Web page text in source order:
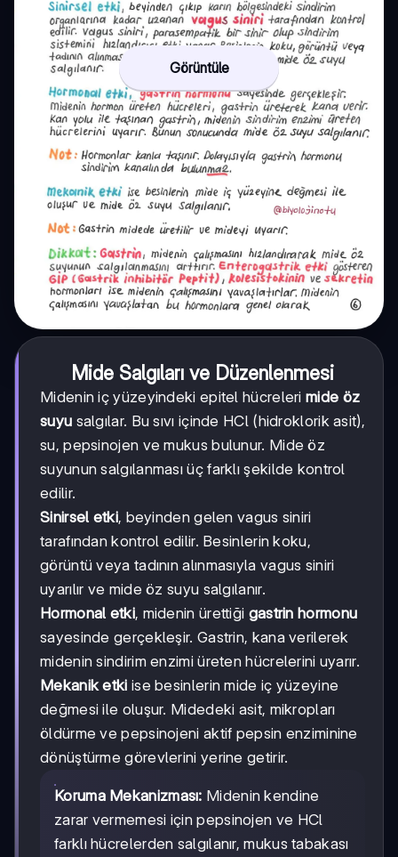
Görüntüle
Mide Salgıları ve Düzenlenmesi
Midenin iç yüzeyindeki epitel hücreleri mide öz
suyu salgılar. Bu sıvı içinde HCl (hidroklorik asit),
su, pepsinojen ve mukus bulunur. Mide öz
suyunun salgılanması üç farklı şekilde kontrol
edilir.
Sinirsel etki, beyinden gelen vagus siniri
tarafından kontrol edilir. Besinlerin koku,
görüntü veya tadının alınmasıyla vagus siniri
uyarılır ve mide öz suyu salgılanır.
Hormonal etki, midenin ürettiği gastrin hormonu
sayesinde gerçekleşir. Gastrin, kana verilerek
midenin sindirim enzimi üreten hücrelerini uyarır.
Mekanik etki ise besinlerin mide iç yüzeyine
değmesi ile oluşur. Midedeki asit, mikropları
öldürme ve pepsinojeni aktif pepsin enziminine
dönüştürme görevlerini yerine getirir.
Koruma Mekanizması: Midenin kendine
zarar vermemesi için pepsinojen ve HCl
farklı hücrelerden salgılanır, mukus tabakası